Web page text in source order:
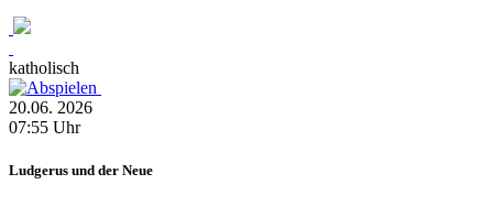
katholisch
20.06. 2026
07:55 Uhr
Ludgerus und der Neue